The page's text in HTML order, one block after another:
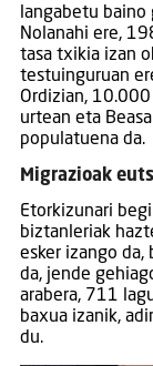
langabetu
Nolanahi ere,
tasa txikia izan
testuinguruan
Ordizian,
urtean eta
populatuena da.
Migrazioak
Etorkizunari
biztanleriak
esker izango da,
da, jende
arabera, 711
baxua izanik,
du.